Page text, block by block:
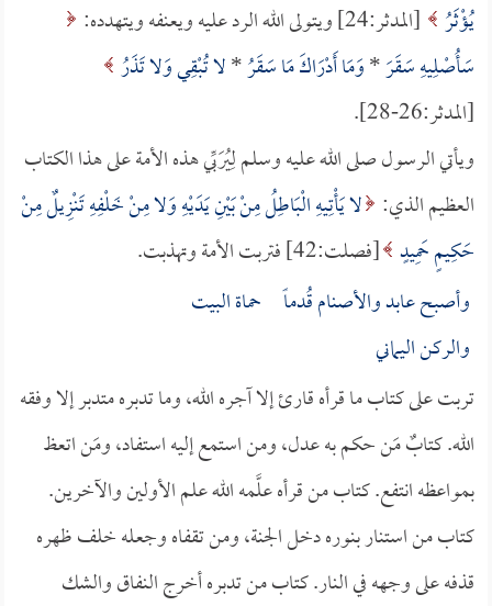
يُؤْثَرُ [المدثر:24] ويتولى الله الرد عليه ويعنفه ويتهدده:
سَأُصْلِيهِ سَقَرَ*وَمَا أَدْرَاكَ مَا سَقَرُ*لا تُبْقِي وَلا تَذَرُ
[المدثر:26-28].
ويأتي الرسول صلى الله عليه وسلم لِيُرَبِّي هذه الأمة على هذا الكتاب
العظيم الذي: لا يَأْتِيهِ الْبَاطِلُ مِنْ بَيْنِ يَدَيْهِ وَلا مِنْ خَلْفِهِ تَنْزِيلٌ مِنْ
حَكِيمٍ حَمِيدٍ [فصلت:42] فتربت الأمة وتهذبت.
وأصبح عابد والأصنام قُدماً حماة البيت
والركن اليماني
تربت على كتاب ما قرأه قارئ إلا آجره الله، وما تدبره متدبر إلا وفقه
الله. كتابٌ مَن حكم به عدل، ومن استمع إليه استفاد، ومَن اتعظ
بمواعظه انتفع. كتاب من قرأه علَّمه الله علم الأولين والآخرين.
كتاب من استنار بنوره دخل الجنة، ومن تقفاه وجعله خلف ظهره
قذفه على وجهه في النار. كتاب من تدبره أخرج النفاق والشك